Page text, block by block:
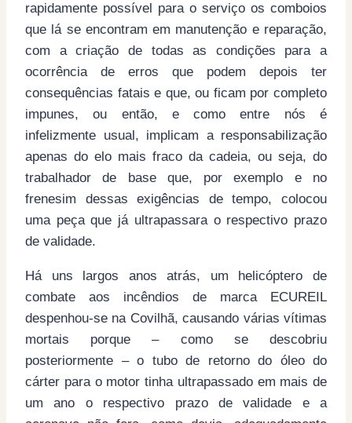
rapidamente possível para o serviço os comboios
que lá se encontram em manutenção e reparação,
com a criação de todas as condições para a
ocorrência de erros que podem depois ter
consequências fatais e que, ou ficam por completo
impunes, ou então, e como entre nós é
infelizmente usual, implicam a responsabilização
apenas do elo mais fraco da cadeia, ou seja, do
trabalhador de base que, por exemplo e no
frenesim dessas exigências de tempo, colocou
uma peça que já ultrapassara o respectivo prazo
de validade.
Há uns largos anos atrás, um helicóptero de
combate aos incêndios de marca ECUREIL
despenhou-se na Covilhã, causando várias vítimas
mortais porque – como se descobriu
posteriormente – o tubo de retorno do óleo do
cárter para o motor tinha ultrapassado em mais de
um ano o respectivo prazo de validade e a